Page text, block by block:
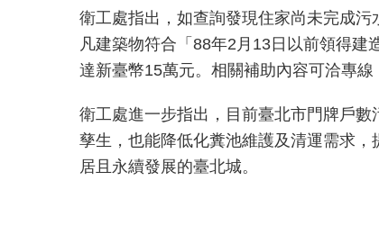
衛工處指出，如查詢發現住家尚未完成
凡建築物符合「88年2月13日以前領得
達新臺幣15萬元。相關補助內容可洽專線
衛工處進一步指出，目前臺北市門牌戶
孳生，也能降低化糞池維護及清運需求
居且永續發展的臺北城。